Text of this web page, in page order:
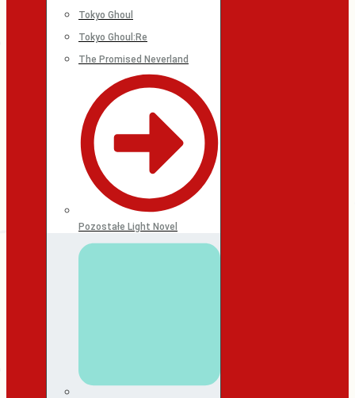
Tokyo Ghoul
Tokyo Ghoul:Re
The Promised Neverland
Pozostałe Light Novel